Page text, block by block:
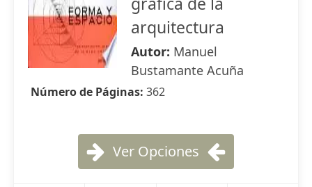
arquitectura
Autor: Manuel
Bustamante Acuña
Número de Páginas: 362
Ver Opciones